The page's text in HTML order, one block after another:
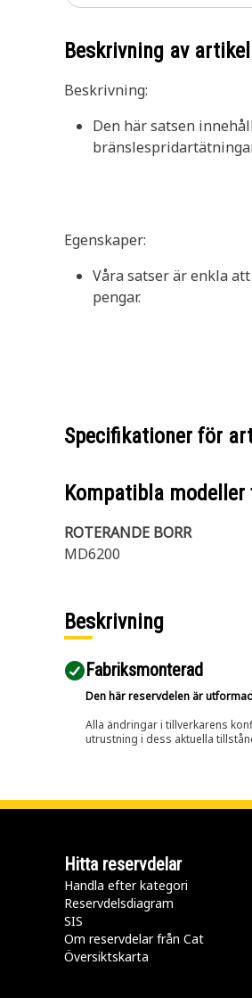
Beskrivning av
Beskrivning:
Den här satsen
Egenskaper:
Våra satser är enkla
pengar.
Specifikationer för
Kompatibla
ROTERANDE BORR
MD6200
Beskrivning
Fabriksmonterad
Den här reservdelen är
Alla ändringar i tillverkarens
utrustning i dess aktuella
Hitta reservdelar
Handla efter kategori
Reservdelsdiagram
SIS
Om reservdelar från Cat
Översiktskarta